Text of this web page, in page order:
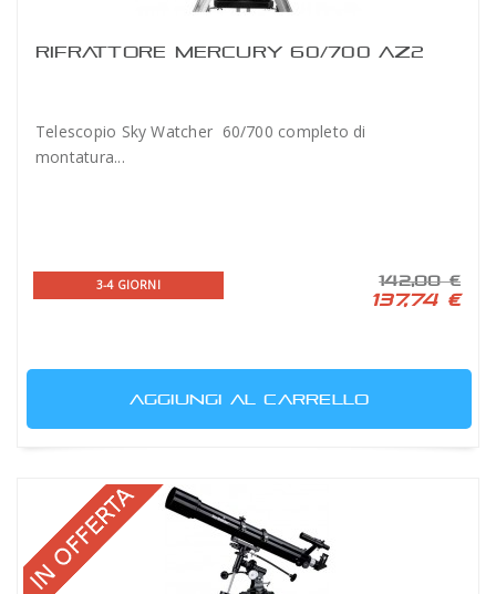
RIFRATTORE MERCURY 60/700 AZ2
Telescopio Sky Watcher 60/700 completo di
montatura...
3-4 GIORNI 142,00 €
137,74 €
AGGIUNGI AL CARRELLO